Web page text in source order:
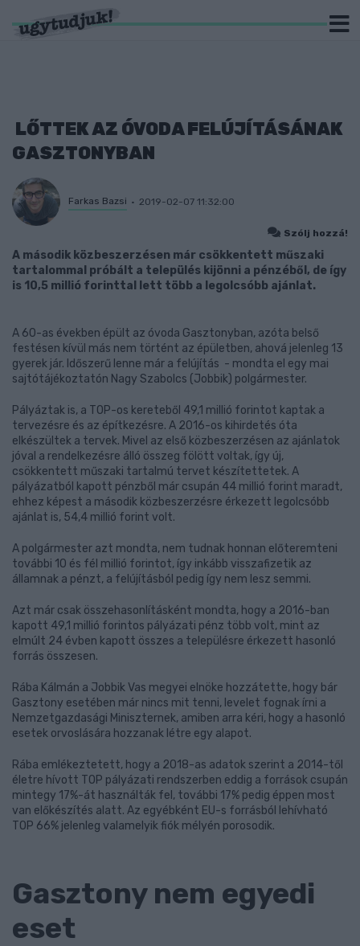
LŐTTEK AZ ÓVODA FELÚJÍTÁSÁNAK
GASZTONYBAN
Farkas Bazsi 2019-02-07 11:32:00
Szólj hozzá!
A második közbeszerzésen már csökkentett műszaki
tartalommal próbált a település kijönni a pénzéből, de így
is 10,5 millió forinttal lett több a legolcsóbb ajánlat.
A 60-as években épült az óvoda Gasztonyban, azóta belső
festésen kívül más nem történt az épületben, ahová jelenleg 13
gyerek jár. Időszerű lenne már a felújítás - mondta el egy mai
sajtótájékoztatón Nagy Szabolcs (Jobbik) polgármester.
Pályáztak is, a TOP-os kereteből 49,1 millió forintot kaptak a
tervezésre és az építkezésre. A 2016-os kihirdetés óta
elkészültek a tervek. Mivel az első közbeszerzésen az ajánlatok
jóval a rendelkezésre álló összeg fölött voltak, így új,
csökkentett műszaki tartalmú tervet készítettetek. A
pályázatból kapott pénzből már csupán 44 millió forint maradt,
ehhez képest a második közbeszerzésre érkezett legolcsóbb
ajánlat is, 54,4 millió forint volt.
A polgármester azt mondta, nem tudnak honnan előteremteni
további 10 és fél millió forintot, így inkább visszafizetik az
államnak a pénzt, a felújításból pedig így nem lesz semmi.
Azt már csak összehasonlításként mondta, hogy a 2016-ban
kapott 49,1 millió forintos pályázati pénz több volt, mint az
elmúlt 24 évben kapott összes a településre érkezett hasonló
forrás összesen.
Rába Kálmán a Jobbik Vas megyei elnöke hozzátette, hogy bár
Gasztony esetében már nincs mit tenni, levelet fognak írni a
Nemzetgazdasági Miniszternek, amiben arra kéri, hogy a hasonló
esetek orvoslására hozzanak létre egy alapot.
Rába emlékeztetett, hogy a 2018-as adatok szerint a 2014-től
életre hívott TOP pályázati rendszerben eddig a források csupán
mintegy 17%-át használták fel, további 17% pedig éppen most
van előkészítés alatt. Az egyébként EU-s forrásból lehívható
TOP 66% jelenleg valamelyik fiók mélyén porosodik.
Gasztony nem egyedi
eset